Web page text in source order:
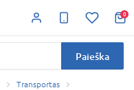
0
Paieška
Transportas